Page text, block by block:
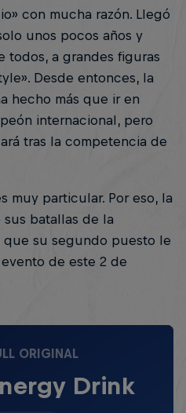
con mucha razón. Llegó
unos pocos años y
todos, a grandes figuras
Desde entonces, la
hecho más que ir en
internacional, pero
tras la competencia de
muy particular. Por eso, la
sus batallas de la
que su segundo puesto le
de este 2 de
ORIGINAL
Drink